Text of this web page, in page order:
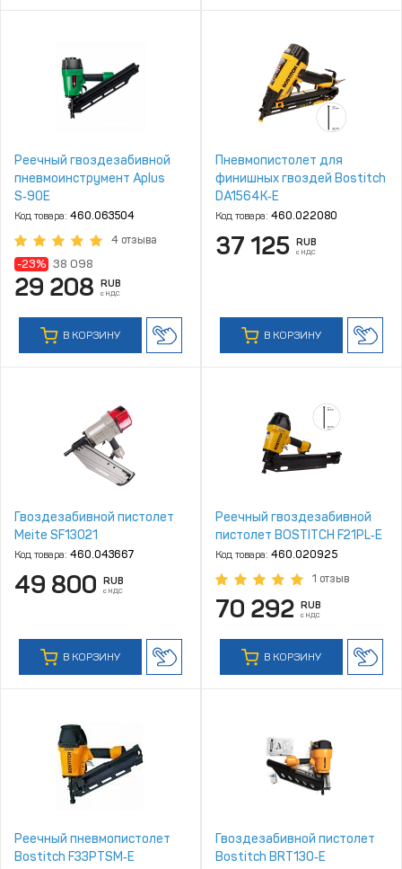
Реечный гвоздезабивной
пневмоинструмент Aplus
S‑90E
Код товара: 460.063504
4 отзыва
-23% 38 098
29 208 RUB
с НДС
В КОРЗИНУ
Пневмопистолет для
финишных гвоздей Bostitch
DA1564K‑E
Код товара: 460.022080
37 125 RUB
с НДС
В КОРЗИНУ
Гвоздезабивной пистолет
Meite SF13021
Код товара: 460.043667
49 800 RUB
с НДС
В КОРЗИНУ
Реечный гвоздезабивной
пистолет BOSTITCH F21PL‑E
Код товара: 460.020925
1 отзыв
70 292 RUB
с НДС
В КОРЗИНУ
Реечный пневмопистолет
Bostitch F33PTSM‑E
Гвоздезабивной пистолет
Bostitch BRT130‑E